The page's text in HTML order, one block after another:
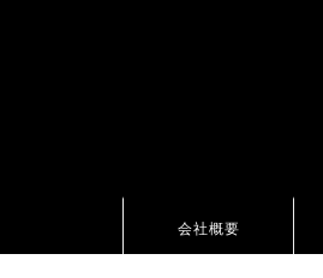
会社概要